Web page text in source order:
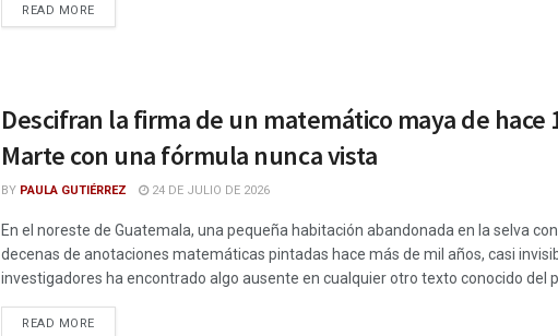
READ MOREDETAILS
Descifran la firma de un matemático maya de
Marte con una fórmula nunca vista
BY PAULA GUTIÉRREZ 24 DE JULIO DE 2026
En el noreste de Guatemala, una pequeña habitación abandonada en la selva
decenas de anotaciones matemáticas pintadas hace más de mil años, casi
investigadores ha encontrado algo ausente en cualquier otro texto conocido del
READ MOREDETAILS